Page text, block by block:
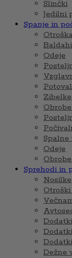
Slinčki
Jedilni
Spanje in
Odeje
Zibelke
Spalne
Odeje
Sprehodi in
Nosilke
Dežne